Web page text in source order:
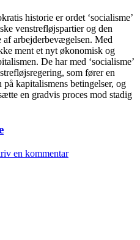
historie er ordet ‘socialisme’
venstrefløjspartier og den
af arbejderbevægelsen. Med
ment et nyt økonomisk og
De har med ‘socialisme’
som fører en
kapitalismens betingelser, og
en gradvis proces mod stadig
en kommentar